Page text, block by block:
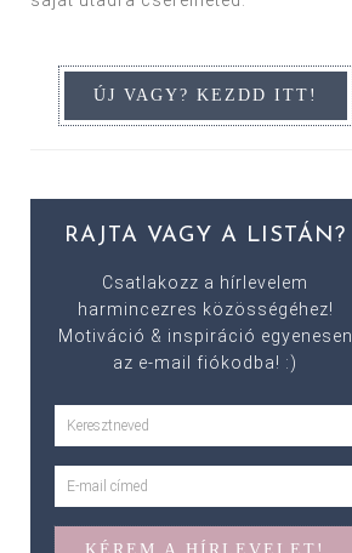
RAJTA VAGY A LISTÁN?
Csatlakozz a hírlevelem
harmincezres közösségéhez!
Motiváció & inspiráció egyenesen
az e-mail fiókodba! :)